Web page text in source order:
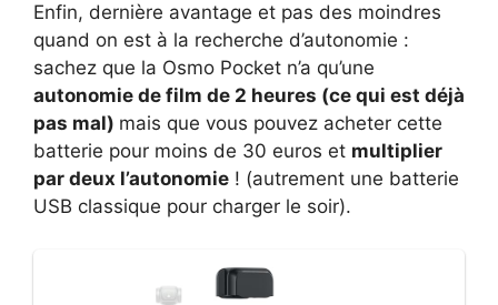
Enfin, dernière avantage et pas des moindres
quand on est à la recherche d’autonomie :
sachez que la Osmo Pocket n’a qu’une
autonomie de film de 2 heures (ce qui est déjà
pas mal) mais que vous pouvez acheter cette
batterie pour moins de 30 euros et multiplier
par deux l’autonomie ! (autrement une batterie
USB classique pour charger le soir).